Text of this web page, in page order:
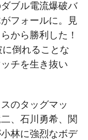
ブル電流爆破バ
フォールに。見
から勝利した！
倒れることな
チを生き抜い
のタッグマッ
、石川勇希、関
林に強烈なボデ